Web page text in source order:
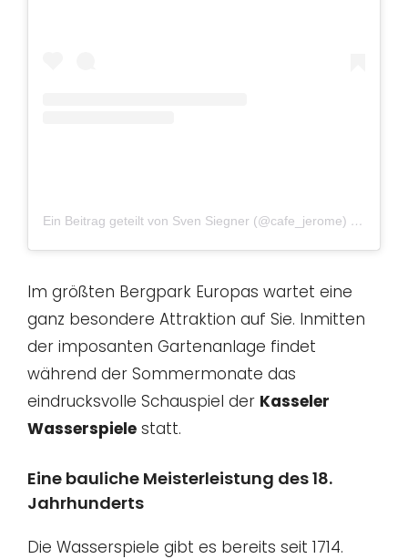
Ein Beitrag geteilt von Sven Siegner (@cafe_jerome)
Im größten Bergpark Europas wartet eine
ganz besondere Attraktion auf Sie. Inmitten
der imposanten Gartenanlage findet
während der Sommermonate das
eindrucksvolle Schauspiel der Kasseler
Wasserspiele statt.
Eine bauliche Meisterleistung des 18.
Jahrhunderts
Die Wasserspiele gibt es bereits seit 1714.